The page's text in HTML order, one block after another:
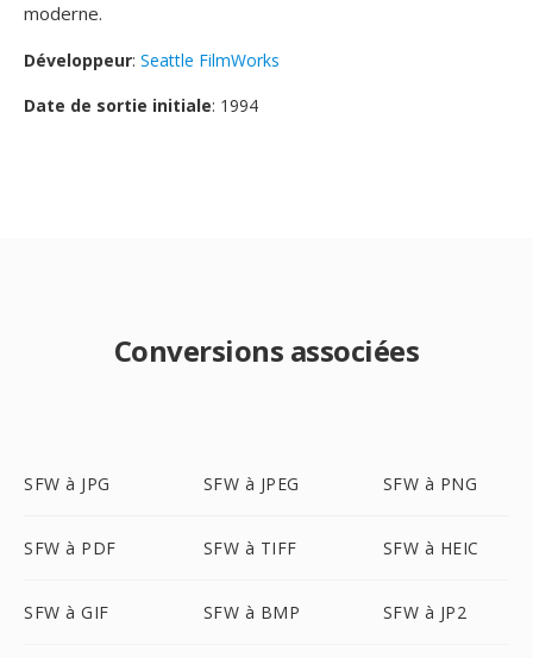
moderne.
Développeur: Seattle FilmWorks
Date de sortie initiale: 1994
Conversions associées
SFW à JPG SFW à JPEG SFW à PNG
SFW à PDF SFW à TIFF SFW à HEIC
SFW à GIF SFW à BMP SFW à JP2